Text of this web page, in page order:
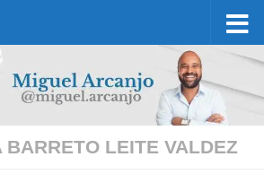
BARRETO LEITE VALDEZ